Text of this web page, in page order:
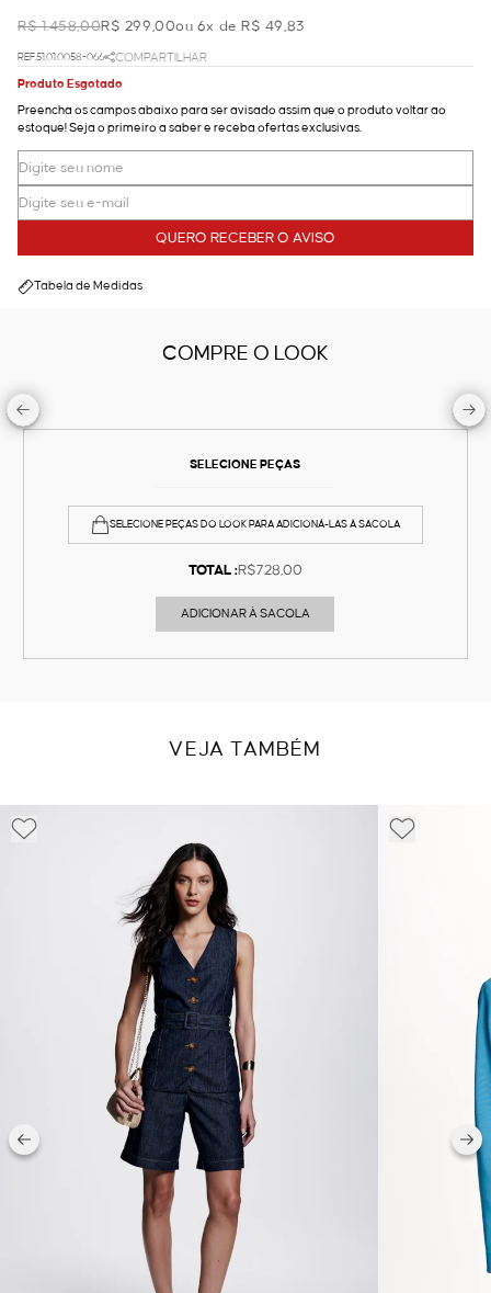
R$ 1.458,00R$ 299,00ou 6x de R$ 49,83
REF.51.01.0058-066
COMPARTILHAR
Produto Esgotado
Preencha os campos abaixo para ser avisado assim que o produto voltar ao
estoque! Seja o primeiro a saber e receba ofertas exclusivas.
QUERO RECEBER O AVISO
Tabela de Medidas
COMPRE O LOOK
SELECIONE PEÇAS
SELECIONE PEÇAS DO LOOK PARA ADICIONÁ-LAS À SACOLA
TOTAL :R$728,00
ADICIONAR À SACOLA
VEJA TAMBÉM